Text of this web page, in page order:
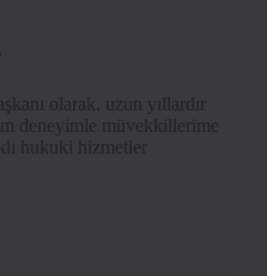
olarak, uzun yıllardır
deneyimle müvekkillerime
hukuki hizmetler